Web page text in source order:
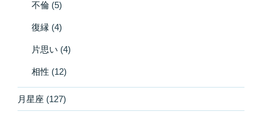
不倫 (5)
復縁 (4)
片思い (4)
相性 (12)
月星座 (127)